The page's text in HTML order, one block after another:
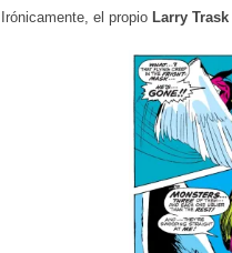
Irónicamente, el propio Larry Trask